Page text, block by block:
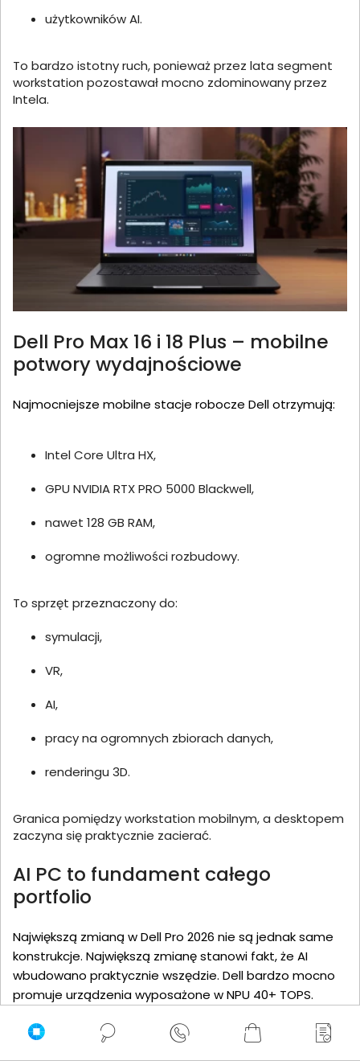
użytkowników AI.
To bardzo istotny ruch, ponieważ przez lata segment
workstation pozostawał mocno zdominowany przez
Intela.
Dell Pro Max 16 i 18 Plus – mobilne
potwory wydajnościowe
Najmocniejsze mobilne stacje robocze Dell otrzymują:
Intel Core Ultra HX,
GPU NVIDIA RTX PRO 5000 Blackwell,
nawet 128 GB RAM,
ogromne możliwości rozbudowy.
To sprzęt przeznaczony do:
symulacji,
VR,
AI,
pracy na ogromnych zbiorach danych,
renderingu 3D.
Granica pomiędzy workstation mobilnym, a desktopem
zaczyna się praktycznie zacierać.
AI PC to fundament całego
portfolio
Największą zmianą w Dell Pro 2026 nie są jednak same
konstrukcje. Największą zmianę stanowi fakt, że AI
wbudowano praktycznie wszędzie. Dell bardzo mocno
promuje urządzenia wyposażone w NPU 40+ TOPS.
Dlaczego Dell tak mocno stawia na AI PC? Producent